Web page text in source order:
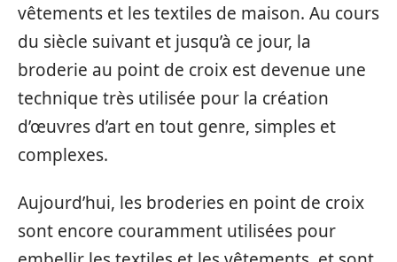
vêtements et les textiles de maison. Au cours
du siècle suivant et jusqu’à ce jour, la
broderie au point de croix est devenue une
technique très utilisée pour la création
d’œuvres d’art en tout genre, simples et
complexes.
Aujourd’hui, les broderies en point de croix
sont encore couramment utilisées pour